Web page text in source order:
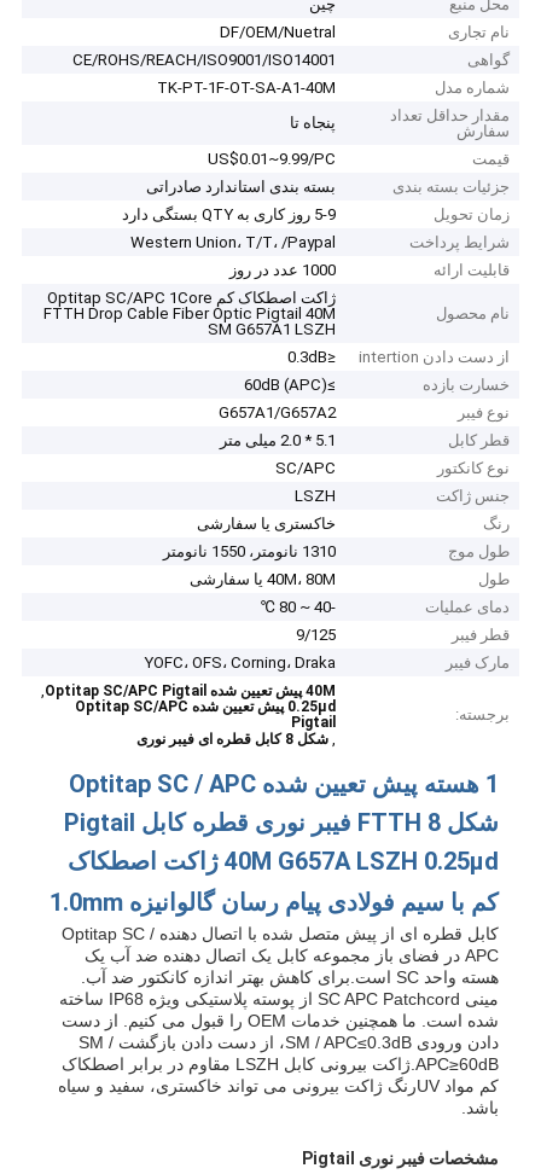
محل منبع
چین
نام تجاری
DF/OEM/Nuetral
گواهی
CE/ROHS/REACH/ISO9001/ISO14001
شماره مدل
TK-PT-1F-OT-SA-A1-40M
مقدار حداقل تعداد
سفارش
پنجاه تا
قیمت
US$0.01~9.99/PC
جزئیات بسته بندی
بسته بندی استاندارد صادراتی
زمان تحویل
5-9 روز کاری به QTY بستگی دارد
شرایط پرداخت
Western Union، T/T، /Paypal
قابلیت ارائه
1000 عدد در روز
نام محصول
ژاکت اصطکاک کم Optitap SC/APC 1Core
FTTH Drop Cable Fiber Optic Pigtail 40M
SM G657A1 LSZH
از دست دادن intertion
≤0.3dB
خسارت بازده
≥60dB (APC)
نوع فیبر
G657A1/G657A2
قطر کابل
5.1 * 2.0 میلی متر
نوع کانکتور
SC/APC
جنس ژاکت
LSZH
رنگ
خاکستری یا سفارشی
طول موج
1310 نانومتر، 1550 نانومتر
طول
40M، 80M یا سفارشی
دمای عملیات
-40 ~ 80 ℃
قطر فیبر
9/125
مارک فیبر
YOFC، OFS، Corning، Draka
برجسته:
40M پیش تعیین شده Optitap SC/APC Pigtail ,
0.25μd پیش تعیین شده Optitap SC/APC
Pigtail
,شکل 8 کابل قطره ای فیبر نوری
1 هسته پیش تعیین شده Optitap SC / APC
شکل 8 FTTH فیبر نوری قطره کابل Pigtail
40M G657A LSZH 0.25μd ژاکت اصطکاک
کم با سیم فولادی پیام رسان گالوانیزه 1.0mm
کابل قطره ای از پیش متصل شده با اتصال دهنده Optitap SC /
APC در فضای باز مجموعه کابل یک اتصال دهنده ضد آب یک
هسته واحد SC است.برای کاهش بهتر اندازه کانکتور ضد آب.
مینی SC APC Patchcord از پوسته پلاستیکی ویژه IP68 ساخته
شده است. ما همچنین خدمات OEM را قبول می کنیم. از دست
دادن ورودی SM / APC≤0.3dB، از دست دادن بازگشت SM /
APC≥60dB.ژاکت بیرونی کابل LSZH مقاوم در برابر اصطکاک
کم مواد UVرنگ ژاکت بیرونی می تواند خاکستری، سفید و سیاه
باشد.
مشخصات فیبر نوری Pigtail